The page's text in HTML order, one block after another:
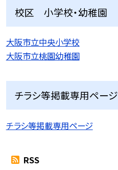
校区 小学校・幼稚園
大阪市立中央小学校
大阪市立桃園幼稚園
チラシ等掲載専用ページ
チラシ等掲載専用ページ
RSS